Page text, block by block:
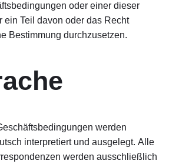
oder einer dieser
ein Teil davon oder das Recht
Bestimmung durchzusetzen.
werden
interpretiert und ausgelegt. Alle
werden ausschließlich